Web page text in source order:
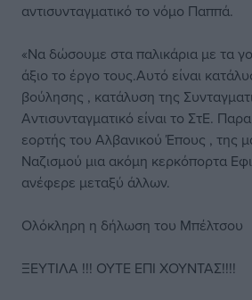
αντισυνταγματικό το νόμο Παππά.
«Να δώσουμε στα παλικάρια με τα
άξιο το έργο τους.Αυτό είναι
βούλησης , κατάλυση της
Αντισυνταγματικό είναι το ΣτΕ.
εορτής του Αλβανικού Έπους , της
Ναζισμού μια ακόμη κερκόπορτα
ανέφερε μεταξύ άλλων.
Ολόκληρη η δήλωση του Μπέλτσου
ΞΕΥΤΙΛΑ !!! ΟΥΤΕ ΕΠΙ ΧΟΥΝΤΑΣ!!!!